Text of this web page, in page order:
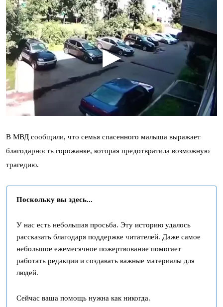
▶
В МВД сообщили, что семья спасенного малыша выражает
благодарность горожанке, которая предотвратила возможную
трагедию.
Поскольку вы здесь...
У нас есть небольшая просьба. Эту историю удалось
рассказать благодаря поддержке читателей. Даже самое
небольшое ежемесячное пожертвование помогает
работать редакции и создавать важные материалы для
людей.
Сейчас ваша помощь нужна как никогда.